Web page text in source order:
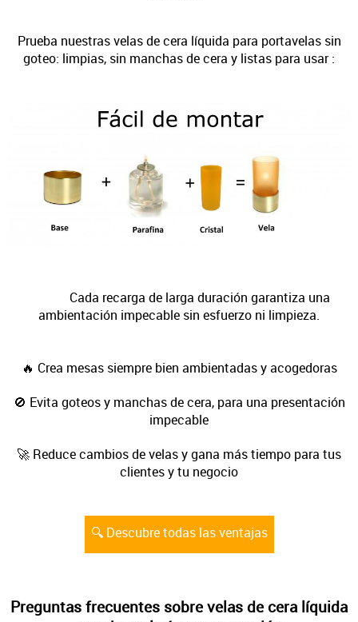
Prueba nuestras velas de cera líquida para portavelas sin
goteo: limpias, sin manchas de cera y listas para usar :
Cada recarga de larga duración garantiza una
ambientación impecable sin esfuerzo ni limpieza.
🔥 Crea mesas siempre bien ambientadas y acogedoras
🚫 Evita goteos y manchas de cera, para una presentación
impecable
🚀 Reduce cambios de velas y gana más tiempo para tus
clientes y tu negocio
🔍 Descubre todas las ventajas
Preguntas frecuentes sobre velas de cera líquida